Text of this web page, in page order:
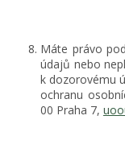
Máte právo
údajů nebo
k dozorovému
ochranu
00 Praha 7,